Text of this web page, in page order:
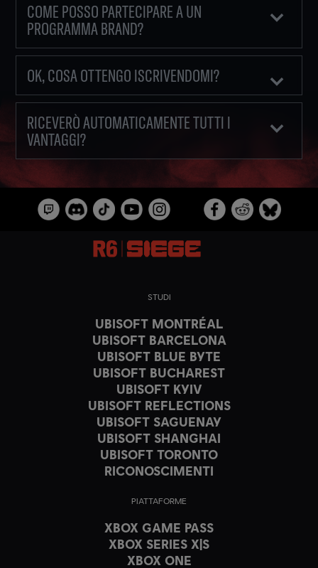
COME POSSO PARTECIPARE A UN
PROGRAMMA BRAND?
OK, COSA OTTENGO ISCRIVENDOMI?
RICEVERÒ AUTOMATICAMENTE TUTTI I
VANTAGGI?
STUDI
UBISOFT MONTRÉAL
UBISOFT BARCELONA
UBISOFT BLUE BYTE
UBISOFT BUCHAREST
UBISOFT KYIV
UBISOFT REFLECTIONS
UBISOFT SAGUENAY
UBISOFT SHANGHAI
UBISOFT TORONTO
RICONOSCIMENTI
PIATTAFORME
XBOX GAME PASS
XBOX SERIES X|S
XBOX ONE